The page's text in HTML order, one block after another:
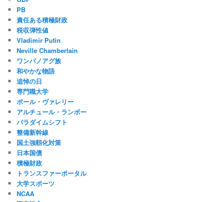
PB
責任ある積極財政
税収弾性値
Vladimir Putin
Neville Chamberlain
ワンパノアグ族
和やかな物語
追悼の日
専門職大学
ポール・ヴァレリー
アルチュール・ランボー
パラダイムシフト
整備新幹線
国土強靱化対策
日本国債
積極財政
トランスファーポータル
大学スポーツ
NCAA